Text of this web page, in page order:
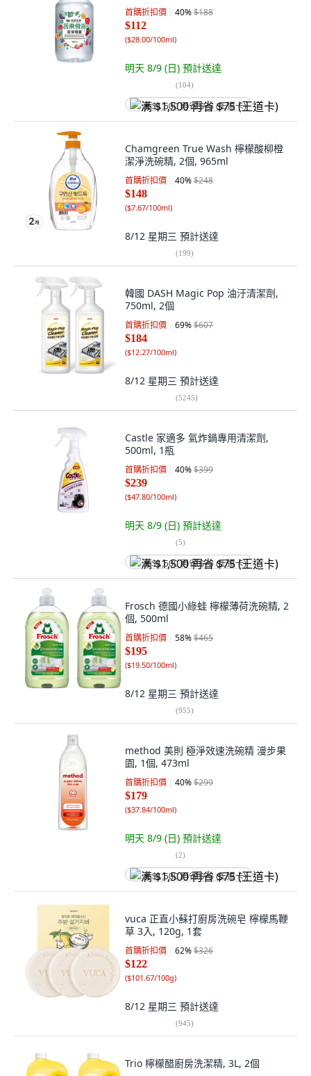
首購折扣價 40%$188
$112
($28.00/100ml)
明天 8/9 (日) 預計送達
(104)
满 $1,500 再省 $75 (王道卡)
Chamgreen True Wash 檸檬酸柳橙
潔淨洗碗精, 2個, 965ml
首購折扣價 40%$248
$148
($7.67/100ml)
8/12 星期三 預計送達
(199)
韓國 DASH Magic Pop 油汙清潔劑,
750ml, 2個
首購折扣價 69%$607
$184
($12.27/100ml)
8/12 星期三 預計送達
(5245)
Castle 家適多 氣炸鍋專用清潔劑,
500ml, 1瓶
首購折扣價 40%$399
$239
($47.80/100ml)
明天 8/9 (日) 預計送達
(5)
满 $1,500 再省 $75 (王道卡)
Frosch 德國小綠蛙 檸檬薄荷洗碗精, 2
個, 500ml
首購折扣價 58%$465
$195
($19.50/100ml)
8/12 星期三 預計送達
(955)
method 美則 極淨效速洗碗精 漫步果
園, 1個, 473ml
首購折扣價 40%$299
$179
($37.84/100ml)
明天 8/9 (日) 預計送達
(2)
满 $1,500 再省 $75 (王道卡)
vuca 正直小蘇打廚房洗碗皂 檸檬馬鞭
草 3入, 120g, 1套
首購折扣價 62%$326
$122
($101.67/100g)
8/12 星期三 預計送達
(945)
Trio 檸檬醋廚房洗潔精, 3L, 2個